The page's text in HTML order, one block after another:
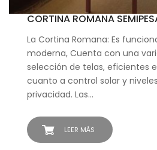
LEER MÁS
CORTINA ROMANA
La Cortina Romana: Es
moderna, Cuenta con una
selección de telas, eficientes
cuanto a control solar y
privacidad. Las…